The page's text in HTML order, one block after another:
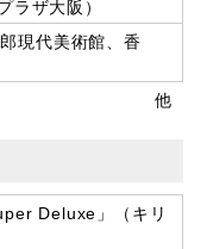
ラザ大阪）
現代美術館、香
他
Deluxe」（キリ